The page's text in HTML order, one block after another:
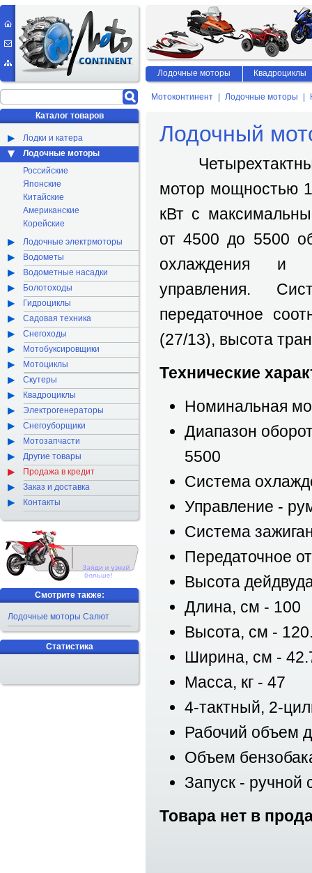
Мотоконтинент Лодочные моторы
Лодочный
мотор мощностью
кВт с
от 4500 до 5500
охлаждения и
управления.
передаточное
(27/13), высота
Технические
Номинальная
Диапазон
5500
Система
Управление -
Система
Передаточное
Высота
Длина, см - 100
Высота, см -
Ширина, см -
Масса, кг - 47
4-тактный, 2-
Рабочий объем
Объем
Запуск - ручной
Товара нет в
Каталог товаров
Лодки и катера
Лодочные моторы
Российские
Японские
Китайские
Американские
Корейские
Лодочные электрмоторы
Водометы
Водометные насадки
Болотоходы
Гидроциклы
Садовая техника
Снегоходы
Мотобуксировщики
Мотоциклы
Скутеры
Квадроциклы
Электрогенераторы
Снегоуборщики
Мотозапчасти
Другие товары
Продажа в кредит
Заказ и доставка
Контакты
Смотрите также:
Лодочные моторы Салют
Статистика
Лодочные моторы Квадроциклы